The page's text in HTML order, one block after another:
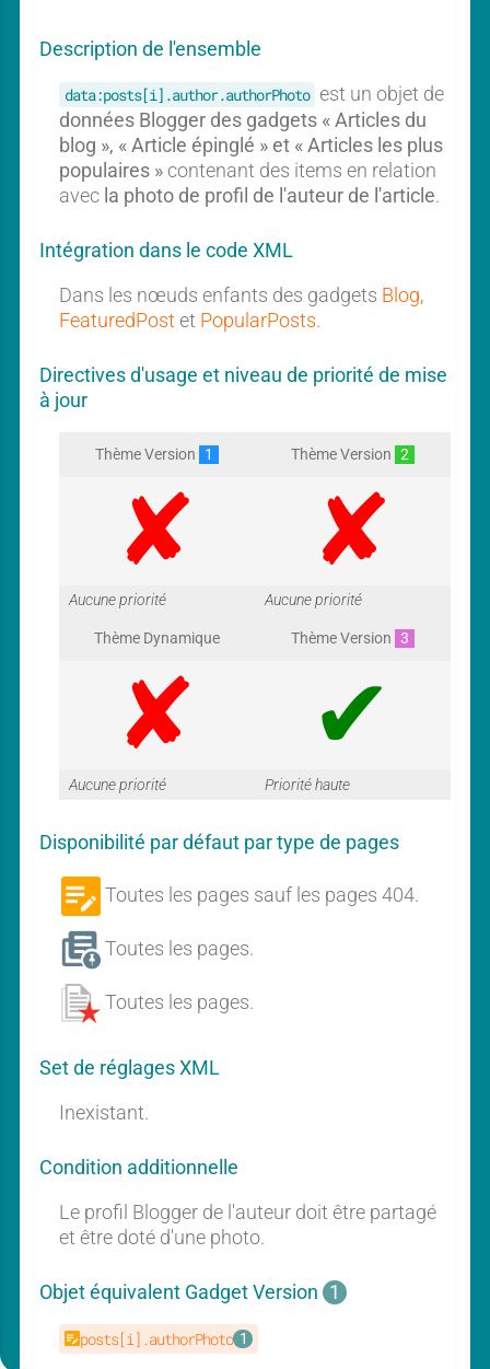
n
a
d
g
e
t
o
s
t
P
o
s
t
s
Description de l'ensemble
data:posts[i].author.authorPhoto est un objet de
données Blogger des gadgets « Articles du
blog », « Article épinglé » et « Articles les plus
populaires » contenant des items en relation
avec la photo de profil de l'auteur de l'article.
Intégration dans le code XML
Dans les nœuds enfants des gadgets Blog,
FeaturedPost et PopularPosts.
Directives d'usage et niveau de priorité de mise
à jour
Thème Version 1
G
a
r
a
n
t
i
Aucune priorité
Thème Version 2
G
a
r
a
i
Aucune priorité
Thème Dynamique
G
a
r
a
n
t
Aucune priorité
Thème Version 3
G
a
n
Priorité haute
Disponibilité par défaut par type de pages
o
Toutes les pages sauf les pages 404.
a
r
d
P
s
Toutes les pages.
p
u
a
o
t
s
Toutes les pages.
Set de réglages XML
Inexistant.
Condition additionnelle
Le profil Blogger de l'auteur doit être partagé
et être doté d'une photo.
Objet équivalent Gadget Version 1
posts[i].authorPhoto